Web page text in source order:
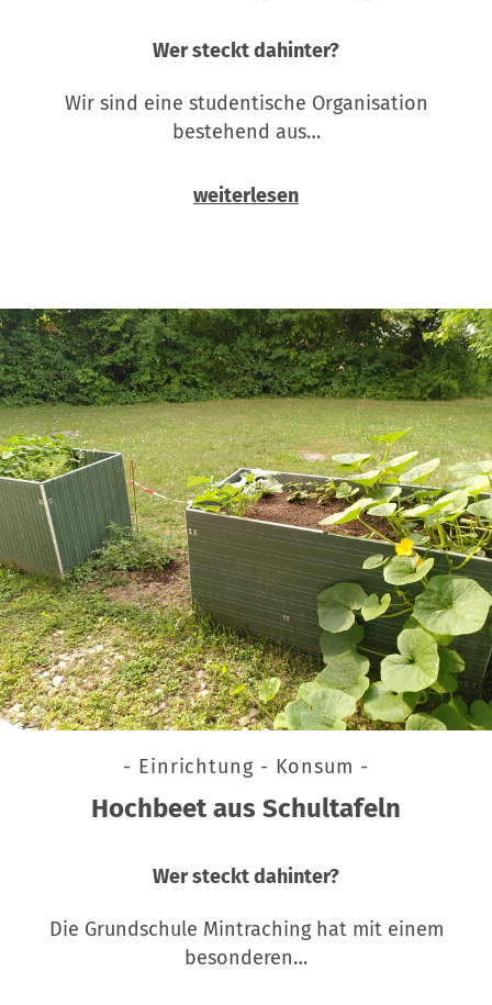
Wer steckt dahinter?
Wir sind eine studentische Organisation
bestehend aus…
weiterlesen
- Einrichtung - Konsum -
Hochbeet aus Schultafeln
Wer steckt dahinter?
Die Grundschule Mintraching hat mit einem
besonderen…